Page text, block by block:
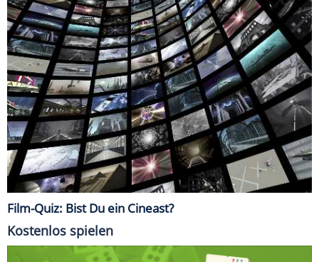
Film-Quiz: Bist Du ein Cineast?
Kostenlos spielen